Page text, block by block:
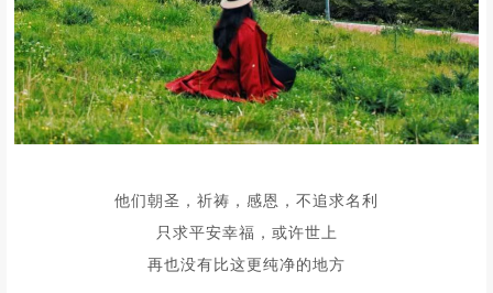
他们朝圣，祈祷，感恩，不追求名利
只求平安幸福，或许世上
再也没有比这更纯净的地方